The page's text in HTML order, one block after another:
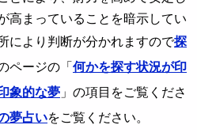
高まっていることを暗示してい
により判断が分かれますので探
ページの「 何かを探す状況が印
象的な夢 」の項目をご覧くださ
夢占いをご覧ください。